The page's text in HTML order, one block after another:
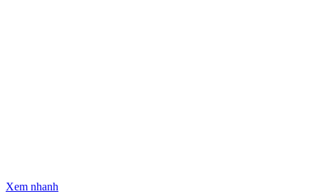
Xem nhanh